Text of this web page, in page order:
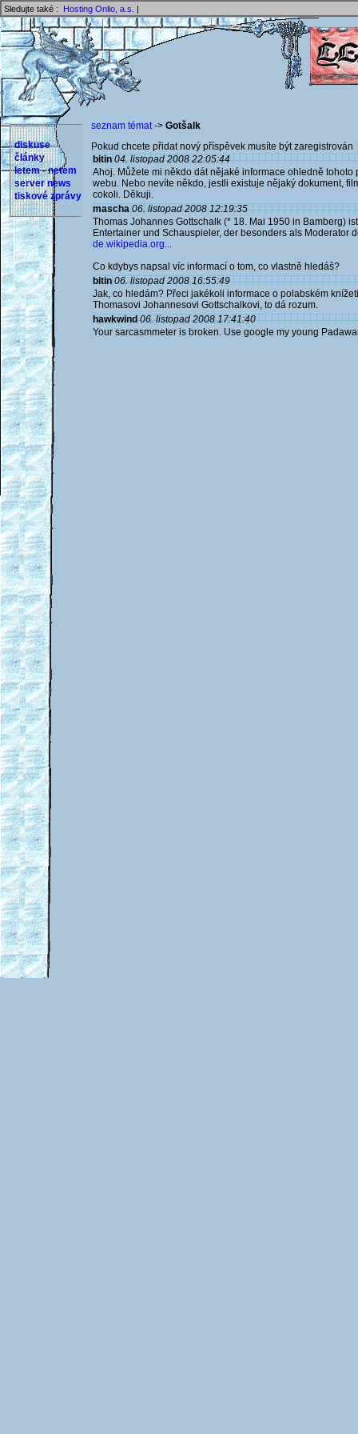
Sledujte také : Hosting Onlio, a.s. |
diskuse
články
letem - netem
server news
tiskové zprávy
seznam témat-> Gotšalk
Pokud chcete přidat nový příspěvek musíte být
bitin 04. listopad 2008 22:05:44
Ahoj. Můžete mi někdo dát nějaké informace ohledně
webu. Nebo nevíte někdo, jestli existuje nějaký dokument,
cokoli. Děkuji.
mascha 06. listopad 2008 12:19:35
Thomas Johannes Gottschalk (* 18. Mai 1950 in Bamberg)
Entertainer und Schauspieler, der besonders als Moderator
de.wikipedia.org...
Co kdybys napsal víc informací o tom, co vlastně hledáš?
bitin 06. listopad 2008 16:55:49
Jak, co hledám? Přeci jakékoli informace o polabském
Thomasovi Johannesovi Gottschalkovi, to dá rozum.
hawkwind 06. listopad 2008 17:41:40
Your sarcasmmeter is broken. Use google my young